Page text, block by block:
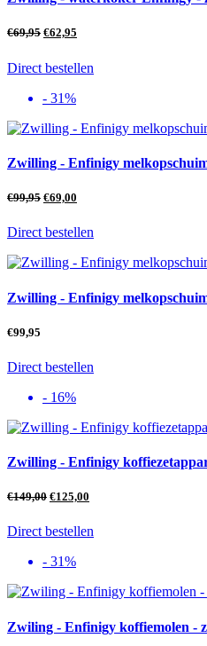
€69,95 €62,95
Direct bestellen
- 31%
Zwilling - Enfinigy
€99,95 €69,00
Direct bestellen
Zwilling - Enfinigy
€99,95
Direct bestellen
- 16%
Zwilling - Enfinigy
€149,00 €125,00
Direct bestellen
- 31%
Zwiling - Enfinigy koffiemolen -